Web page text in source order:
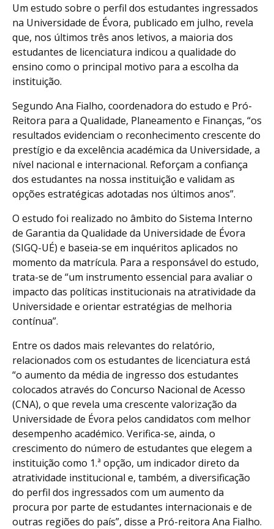
Um estudo sobre o perfil dos estudantes ingressados
na Universidade de Évora, publicado em julho, revela
que, nos últimos três anos letivos, a maioria dos
estudantes de licenciatura indicou a qualidade do
ensino como o principal motivo para a escolha da
instituição.
Segundo Ana Fialho, coordenadora do estudo e Pró-
Reitora para a Qualidade, Planeamento e Finanças, “os
resultados evidenciam o reconhecimento crescente do
prestígio e da excelência académica da Universidade, a
nível nacional e internacional. Reforçam a confiança
dos estudantes na nossa instituição e validam as
opções estratégicas adotadas nos últimos anos”.
O estudo foi realizado no âmbito do Sistema Interno
de Garantia da Qualidade da Universidade de Évora
(SIGQ-UÉ) e baseia-se em inquéritos aplicados no
momento da matrícula. Para a responsável do estudo,
trata-se de “um instrumento essencial para avaliar o
impacto das políticas institucionais na atratividade da
Universidade e orientar estratégias de melhoria
contínua”.
Entre os dados mais relevantes do relatório,
relacionados com os estudantes de licenciatura está
“o aumento da média de ingresso dos estudantes
colocados através do Concurso Nacional de Acesso
(CNA), o que revela uma crescente valorização da
Universidade de Évora pelos candidatos com melhor
desempenho académico. Verifica-se, ainda, o
crescimento do número de estudantes que elegem a
instituição como 1.ª opção, um indicador direto da
atratividade institucional e, também, a diversificação
do perfil dos ingressados com um aumento da
procura por parte de estudantes internacionais e de
outras regiões do país”, disse a Pró-reitora Ana Fialho.